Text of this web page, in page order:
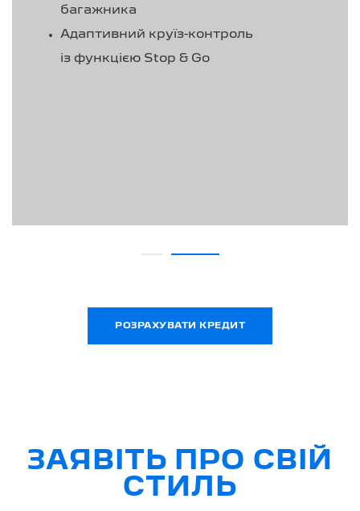
багажника
Адаптивний круїз-контроль
із функцією Stop & Go
РОЗРАХУВАТИ КРЕДИТ
ЗАЯВІТЬ ПРО СВІЙ
СТИЛЬ